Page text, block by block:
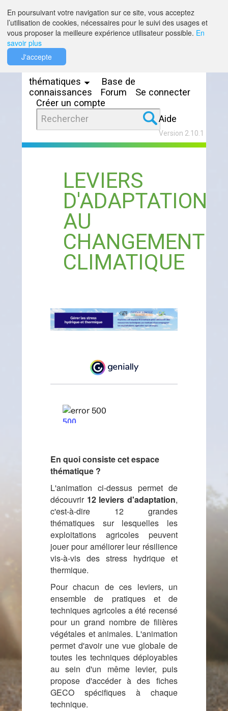
thématiques
Base de
connaissances
Forum
Se connecter
Créer un compte
Aide
Version 2.10.1
LEVIERS
D'ADAPTATION
AU
CHANGEMENT
CLIMATIQUE
En quoi consiste cet espace
thématique ?
L'animation ci-dessus permet de
découvrir 12 leviers d'adaptation,
c'est-à-dire 12 grandes
thématiques sur lesquelles les
exploitations agricoles peuvent
jouer pour améliorer leur résilience
vis-à-vis des stress hydrique et
thermique.
Pour chacun de ces leviers, un
ensemble de pratiques et de
techniques agricoles a été recensé
pour un grand nombre de filières
végétales et animales. L'animation
permet d'avoir une vue globale de
toutes les techniques déployables
au sein d'un même levier, puis
propose d'accéder à des fiches
GECO spécifiques à chaque
technique.
En poursuivant votre navigation sur ce site, vous acceptez
l’utilisation de cookies, nécessaires pour le suivi des usages et
vous proposer la meilleure expérience utilisateur possible. En
savoir plus
J'accepte